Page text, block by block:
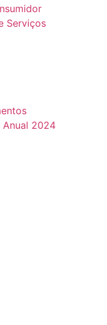
Serviços
Anual 2024